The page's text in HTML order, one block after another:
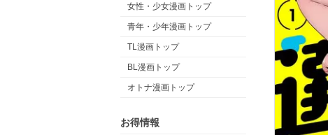
女性・少女漫画トップ
青年・少年漫画トップ
TL漫画トップ
BL漫画トップ
オトナ漫画トップ
お得情報